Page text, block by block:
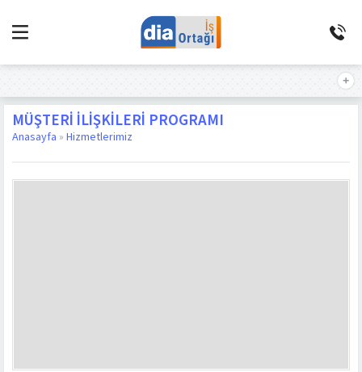
MÜŞTERI İLIŞKILERI PROGRAMI
Anasayfa » Hizmetlerimiz